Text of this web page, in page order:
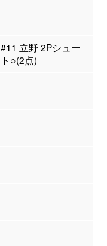
#11 立野 2Pシュー
ト○(2点)